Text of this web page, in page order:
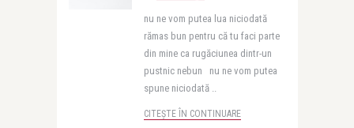
nu ne vom putea lua niciodată
rămas bun pentru că tu faci parte
din mine ca rugăciunea dintr-un
pustnic nebun nu ne vom putea
spune niciodată ..
CITEȘTE ÎN CONTINUARE